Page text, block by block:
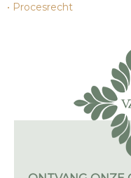
Procesrecht